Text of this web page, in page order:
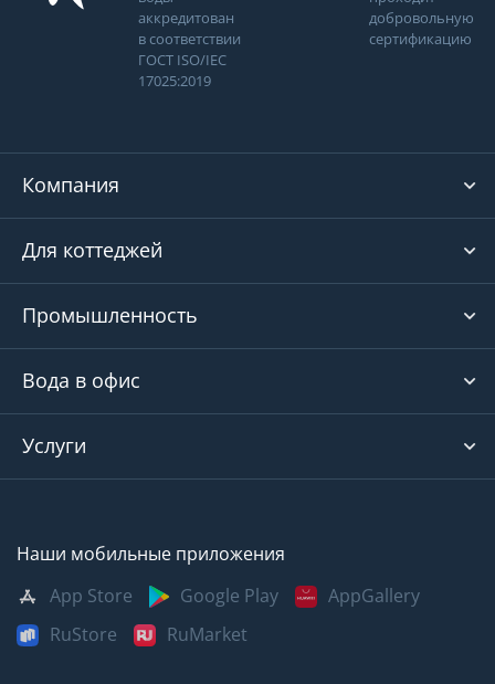
аккредитован
в соответствии
ГОСТ ISO/IEC
17025:2019
добровольную
сертификацию
Компания
Для коттеджей
Промышленность
Вода в офис
Услуги
Наши мобильные приложения
App Store
Google Play
AppGallery
RuStore
RuMarket